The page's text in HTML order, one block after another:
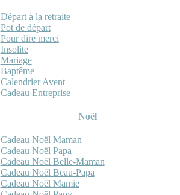
Départ à la retraite
Pot de départ
Pour dire merci
Insolite
Mariage
Baptême
Calendrier Avent
Cadeau Entreprise
Noël
Cadeau Noël Maman
Cadeau Noël Papa
Cadeau Noël Belle-Maman
Cadeau Noël Beau-Papa
Cadeau Noël Mamie